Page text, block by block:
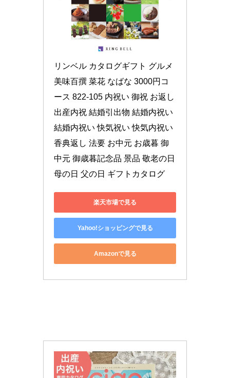
リンベル カタログギフト グルメ
美味百撰 菜花 なばな 3000円コ
ース 822-105 内祝い 御祝 お返し
出産内祝 結婚引出物 結婚内祝い
結婚内祝い 快気祝い 快気内祝い
香典返し 法要 お中元 お歳暮 御
中元 御歳暮記念品 景品 敬老の日
母の日 父の日 ギフトカタログ
楽天市場で見る
Yahoo!ショッピングで見る
Amazonで見る